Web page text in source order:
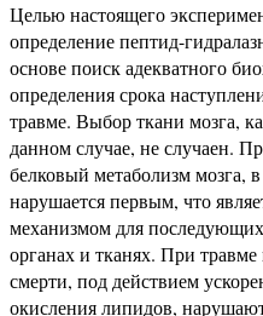
Целью настоящего
определение пептид-
основе поиск адекватного
определения срока
травме. Выбор ткани мозга,
данном случае, не случаен.
белковый метаболизм мозга,
нарушается первым, что
механизмом для
органах и тканях. При
смерти, под действием
окисления липидов,